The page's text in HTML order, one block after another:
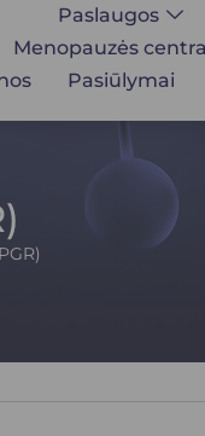
Paslaugos
Menopauzės
Pasiūlymai